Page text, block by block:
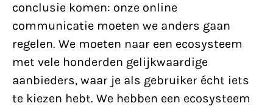
conclusie komen: onze online
communicatie moeten we anders gaan
regelen. We moeten naar een ecosysteem
met vele honderden gelijkwaardige
aanbieders, waar je als gebruiker écht iets
te kiezen hebt. We hebben een ecosysteem